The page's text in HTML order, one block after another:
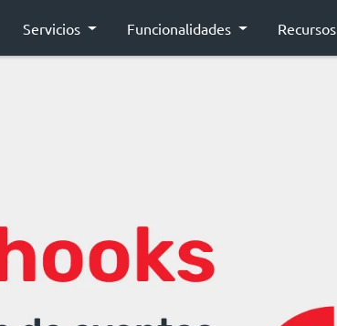
Servicios Funcionalidades Recursos